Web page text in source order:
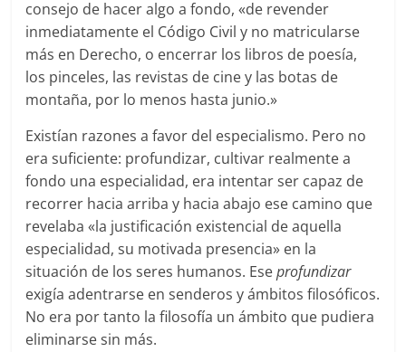
consejo de hacer algo a fondo, «de revender
inmediatamente el Código Civil y no matricularse
más en Derecho, o encerrar los libros de poesía,
los pinceles, las revistas de cine y las botas de
montaña, por lo menos hasta junio.»
Existían razones a favor del especialismo. Pero no
era suficiente: profundizar, cultivar realmente a
fondo una especialidad, era intentar ser capaz de
recorrer hacia arriba y hacia abajo ese camino que
revelaba «la justificación existencial de aquella
especialidad, su motivada presencia» en la
situación de los seres humanos. Eseprofundizar
exigía adentrarse en senderos y ámbitos filosóficos.
No era por tanto la filosofía un ámbito que pudiera
eliminarse sin más.